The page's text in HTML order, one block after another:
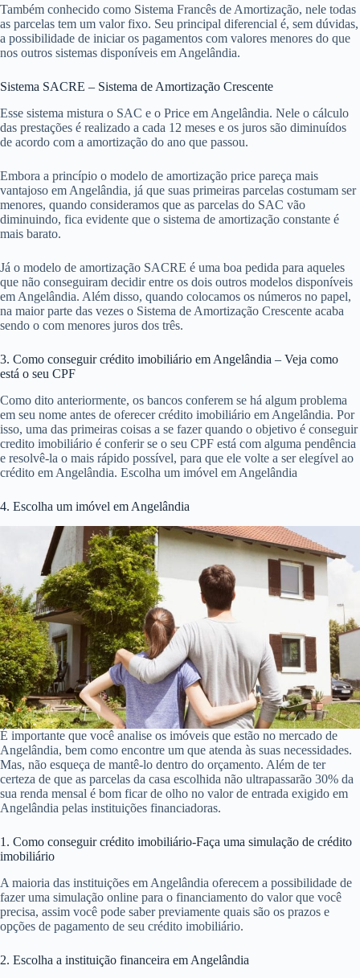
Também conhecido como Sistema Francês de Amortização, nele todas
as parcelas tem um valor fixo. Seu principal diferencial é, sem dúvidas,
a possibilidade de iniciar os pagamentos com valores menores do que
nos outros sistemas disponíveis em Angelândia.
Sistema SACRE – Sistema de Amortização Crescente
Esse sistema mistura o SAC e o Price em Angelândia. Nele o cálculo
das prestações é realizado a cada 12 meses e os juros são diminuídos
de acordo com a amortização do ano que passou.
Embora a princípio o modelo de amortização price pareça mais
vantajoso em Angelândia, já que suas primeiras parcelas costumam ser
menores, quando consideramos que as parcelas do SAC vão
diminuindo, fica evidente que o sistema de amortização constante é
mais barato.
Já o modelo de amortização SACRE é uma boa pedida para aqueles
que não conseguiram decidir entre os dois outros modelos disponíveis
em Angelândia. Além disso, quando colocamos os números no papel,
na maior parte das vezes o Sistema de Amortização Crescente acaba
sendo o com menores juros dos três.
3. Como conseguir crédito imobiliário em Angelândia – Veja como
está o seu CPF
Como dito anteriormente, os bancos conferem se há algum problema
em seu nome antes de oferecer crédito imobiliário em Angelândia. Por
isso, uma das primeiras coisas a se fazer quando o objetivo é conseguir
credito imobiliário é conferir se o seu CPF está com alguma pendência
e resolvê-la o mais rápido possível, para que ele volte a ser elegível ao
crédito em Angelândia. Escolha um imóvel em Angelândia
4. Escolha um imóvel em Angelândia
É importante que você analise os imóveis que estão no mercado de
Angelândia, bem como encontre um que atenda às suas necessidades.
Mas, não esqueça de mantê-lo dentro do orçamento. Além de ter
certeza de que as parcelas da casa escolhida não ultrapassarão 30% da
sua renda mensal é bom ficar de olho no valor de entrada exigido em
Angelândia pelas instituições financiadoras.
1. Como conseguir crédito imobiliário-Faça uma simulação de crédito
imobiliário
A maioria das instituições em Angelândia oferecem a possibilidade de
fazer uma simulação online para o financiamento do valor que você
precisa, assim você pode saber previamente quais são os prazos e
opções de pagamento de seu crédito imobiliário.
2. Escolha a instituição financeira em Angelândia